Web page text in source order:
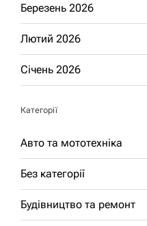
Березень 2026
Лютий 2026
Січень 2026
Категорії
Авто та мототехніка
Без категорії
Будівництво та ремонт